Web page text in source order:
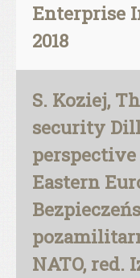
Enterprise
2018
S. Koziej,
security
Eastern
NATO, red.